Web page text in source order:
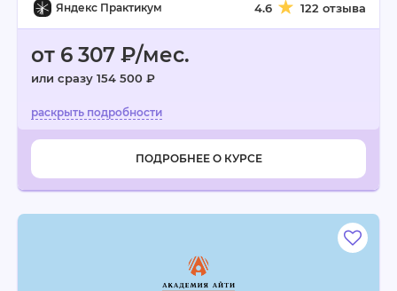
Яндекс Практикум 4.6 122 отзыва
от 6 307 ₽/мес.
или сразу 154 500 ₽
ПОДРОБНЕЕ О КУРСЕ